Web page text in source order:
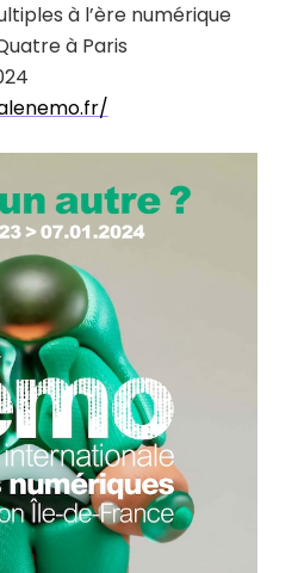
à l’ère numérique
à Paris